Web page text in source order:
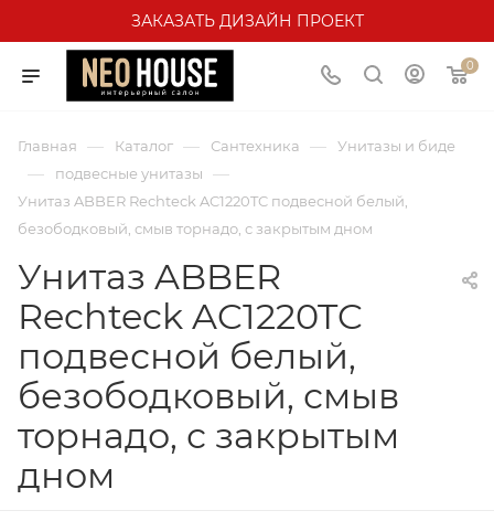
ЗАКАЗАТЬ ДИЗАЙН ПРОЕКТ
0
Главная — Каталог — Сантехника — Унитазы и биде
— подвесные унитазы —
Унитаз ABBER Rechteck AC1220TC подвесной белый,
безободковый, смыв торнадо, с закрытым дном
Унитаз ABBER
Rechteck AC1220TC
подвесной белый,
безободковый, смыв
торнадо, с закрытым
дном